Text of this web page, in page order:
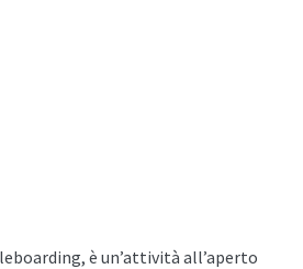
è un’attività all’aperto